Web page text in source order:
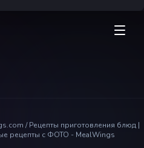
/Рецепты приготовления блюд |
рецепты с ФОТО - MealWings